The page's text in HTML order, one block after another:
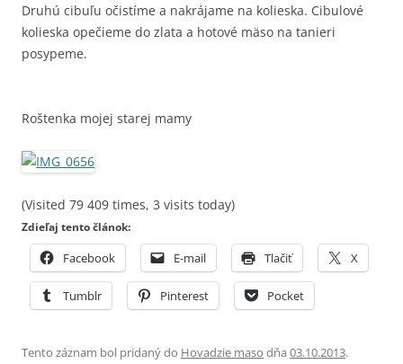
Druhú cibuľu očistíme a nakrájame na kolieska. Cibulové
kolieska opečieme do zlata a hotové mäso na tanieri
posypeme.
Roštenka mojej starej mamy
(Visited 79 409 times, 3 visits today)
Zdieľaj tento článok:
Facebook E-mail Tlačiť X
Tumblr Pinterest Pocket
Tento záznam bol pridaný do Hovadzie maso dňa 03.10.2013.